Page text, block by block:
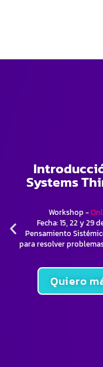
Systems
Workshop -
Fecha: 15, 22 y 29
Pensamiento
para resolver
Quiero